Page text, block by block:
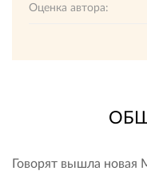
Оценка автора:
Говорят вышла новая